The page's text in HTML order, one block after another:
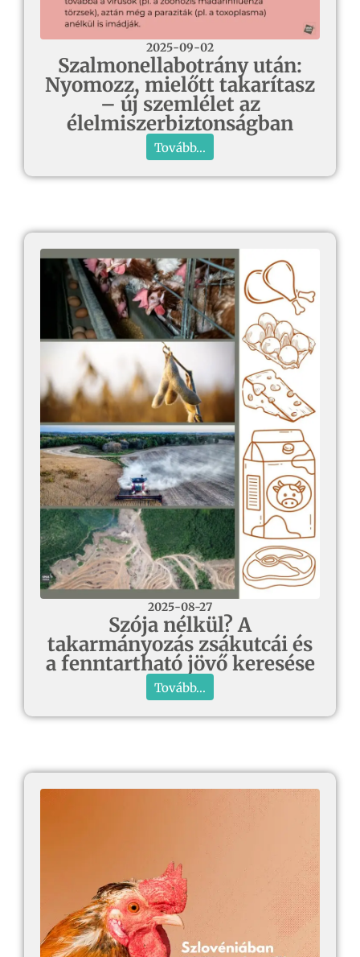
2025-09-02
Szalmonellabotrány után:
Nyomozz, mielőtt takarítasz
– új szemlélet az
élelmiszerbiztonságban
Tovább...
2025-08-27
Szója nélkül? A
takarmányozás zsákutcái és
a fenntartható jövő keresése
Tovább...